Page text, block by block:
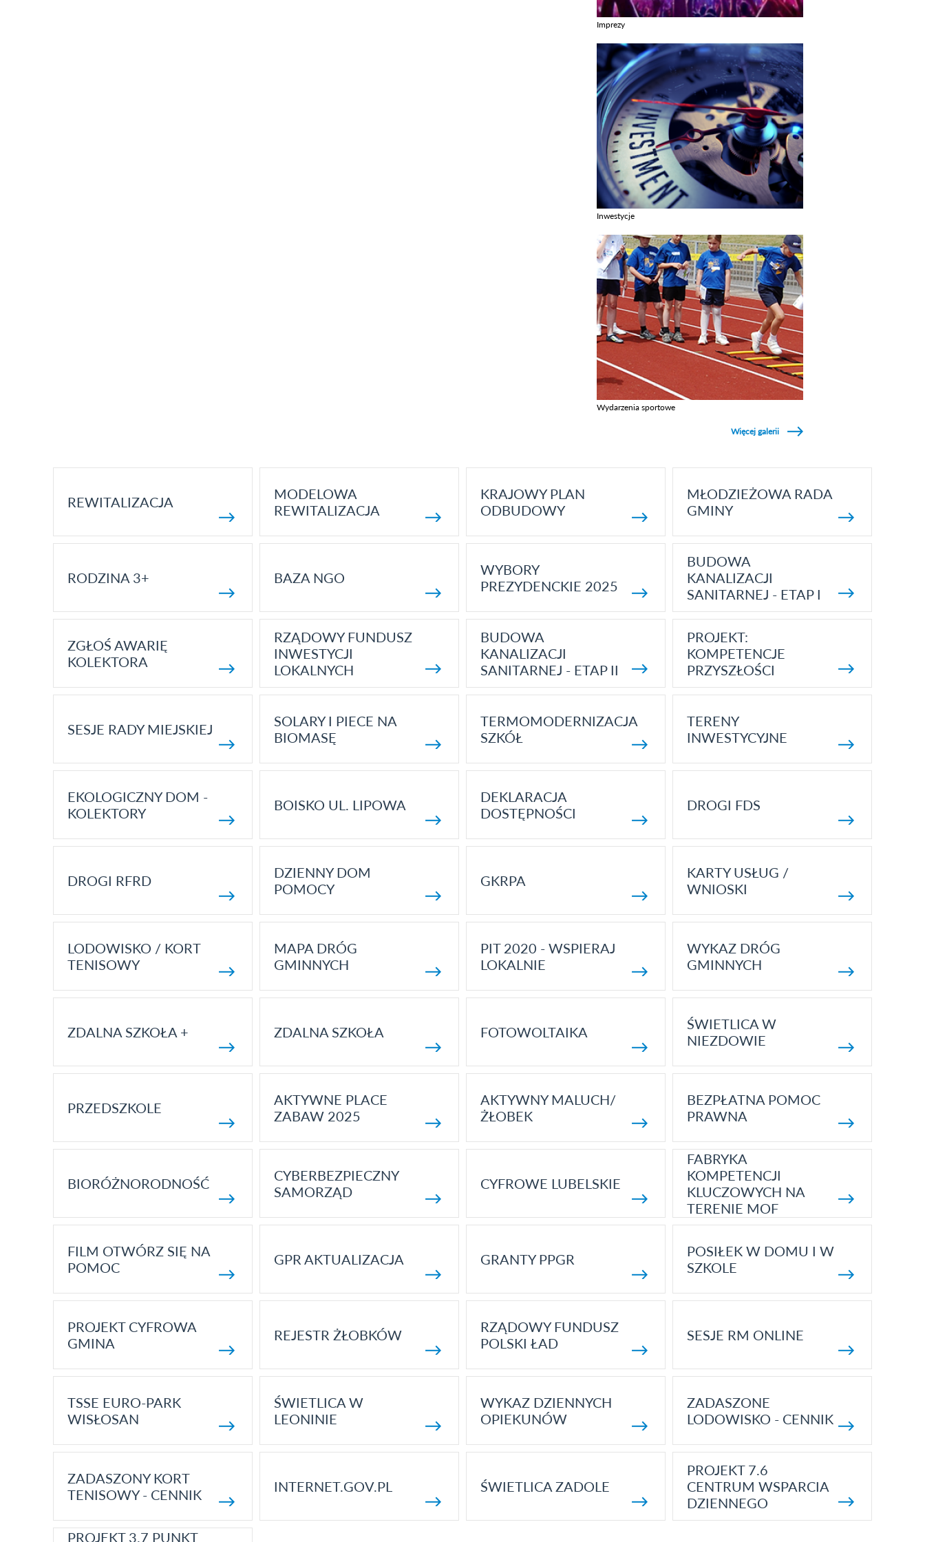
Imprezy
Inwestycje
Wydarzenia sportowe
Więcej galerii
REWITALIZACJA
MODELOWA
REWITALIZACJA
KRAJOWY PLAN
ODBUDOWY
MŁODZIEŻOWA RADA
GMINY
RODZINA 3+ BAZA NGO
WYBORY
PREZYDENCKIE 2025
BUDOWA
KANALIZACJI
SANITARNEJ - ETAP I
ZGŁOŚ AWARIĘ
KOLEKTORA
RZĄDOWY FUNDUSZ
INWESTYCJI
LOKALNYCH
BUDOWA
KANALIZACJI
SANITARNEJ - ETAP II
PROJEKT:
KOMPETENCJE
PRZYSZŁOŚCI
SESJE RADY MIEJSKIEJ
SOLARY I PIECE NA
BIOMASĘ
TERMOMODERNIZACJA
SZKÓŁ
TERENY
INWESTYCYJNE
EKOLOGICZNY DOM -
KOLEKTORY
BOISKO UL. LIPOWA
DEKLARACJA
DOSTĘPNOŚCI
DROGI FDS
DROGI RFRD
DZIENNY DOM
POMOCY
GKRPA
KARTY USŁUG /
WNIOSKI
LODOWISKO / KORT
TENISOWY
MAPA DRÓG
GMINNYCH
PIT 2020 - WSPIERAJ
LOKALNIE
WYKAZ DRÓG
GMINNYCH
ZDALNA SZKOŁA + ZDALNA SZKOŁA FOTOWOLTAIKA
ŚWIETLICA W
NIEZDOWIE
PRZEDSZKOLE
AKTYWNE PLACE
ZABAW 2025
AKTYWNY MALUCH/
ŻŁOBEK
BEZPŁATNA POMOC
PRAWNA
BIORÓŻNORODNOŚĆ
CYBERBEZPIECZNY
SAMORZĄD
CYFROWE LUBELSKIE
FABRYKA
KOMPETENCJI
KLUCZOWYCH NA
TERENIE MOF
FILM OTWÓRZ SIĘ NA
POMOC
GPR AKTUALIZACJA GRANTY PPGR
POSIŁEK W DOMU I W
SZKOLE
PROJEKT CYFROWA
GMINA
REJESTR ŻŁOBKÓW
RZĄDOWY FUNDUSZ
POLSKI ŁAD
SESJE RM ONLINE
TSSE EURO-PARK
WISŁOSAN
ŚWIETLICA W
LEONINIE
WYKAZ DZIENNYCH
OPIEKUNÓW
ZADASZONE
LODOWISKO - CENNIK
ZADASZONY KORT
TENISOWY - CENNIK
INTERNET.GOV.PL ŚWIETLICA ZADOLE
PROJEKT 7.6
CENTRUM WSPARCIA
DZIENNEGO
PROJEKT 3.7 PUNKT